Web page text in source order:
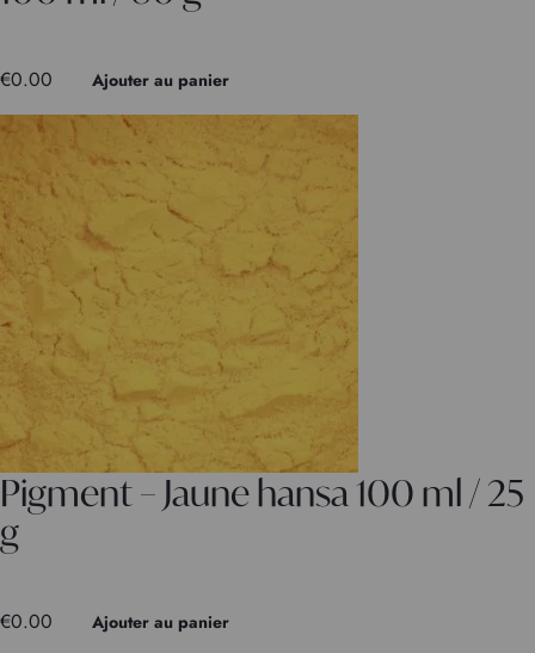
€0.00 Ajouter au panier
Pigment – Jaune hansa 100 ml / 25
g
€0.00 Ajouter au panier